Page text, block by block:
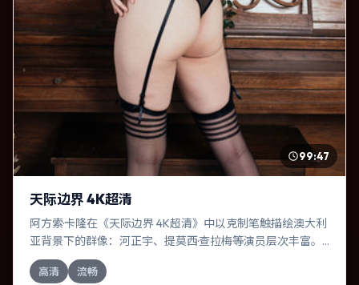
99:47
天际边界 4K超清
阿方索·卡隆在《天际边界 4K超清》中以克制笔触描绘澳大利
亚背景下的群像：河正宇、提莫西·查拉梅等演员层次丰富。
作为一部战争作品，故事从日常裂缝切入，逐步推向不可逆
转的结局；视听语言统一，情感落点克制有力。
高清 流畅